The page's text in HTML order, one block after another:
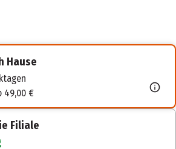
Hause
49,00 €
Filiale